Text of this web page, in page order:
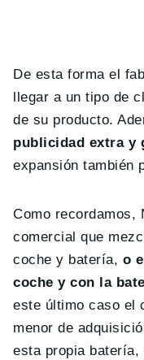
De esta forma el
llegar a un tipo de
de su producto.
publicidad extra y
expansión también
Como recordamos,
comercial que
coche y batería, o
coche y con la
este último caso el
menor de
esta propia batería,